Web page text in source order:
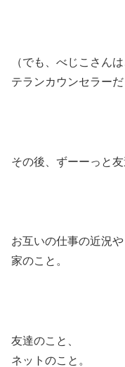
（でも、べじこさん
テランカウンセラー
その後、ずーーっと友
お互いの仕事の近況や
家のこと。
友達のこと、
ネットのこと。